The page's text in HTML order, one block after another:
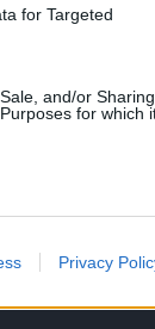
for Targeted
and/or Sharing
for which
Privacy
a munkával és